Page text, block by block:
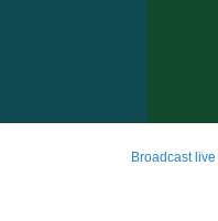
Broadcast